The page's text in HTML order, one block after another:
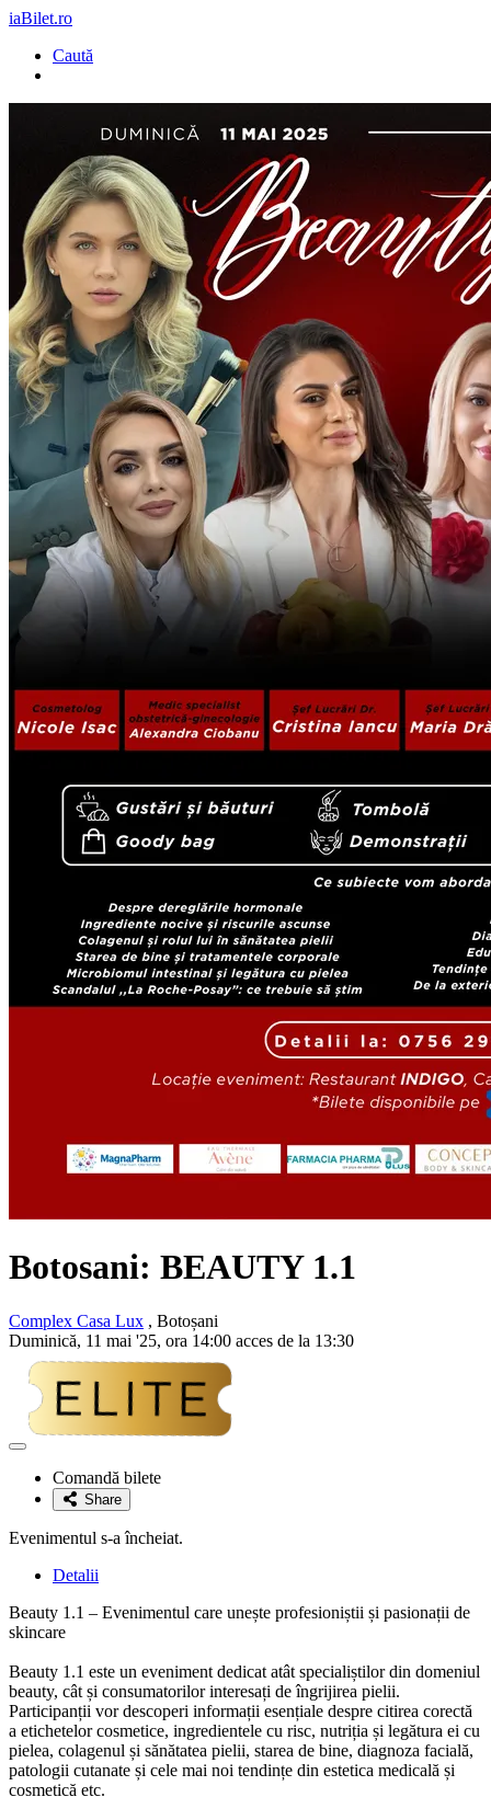
iaBilet.ro
Caută
Botosani: BEAUTY 1.1
Complex Casa Lux , Botoșani
Duminică, 11 mai '25, ora 14:00 acces de la 13:30
Adaugă
favoriteComandă bilete
Share
Evenimentul s-a încheiat.
Detalii
Beauty 1.1 – Evenimentul care unește profesioniștii și pasionații de
skincare
Beauty 1.1 este un eveniment dedicat atât specialiștilor din domeniul
beauty, cât și consumatorilor interesați de îngrijirea pielii.
Participanții vor descoperi informații esențiale despre citirea corectă
a etichetelor cosmetice, ingredientele cu risc, nutriția și legătura ei cu
pielea, colagenul și sănătatea pielii, starea de bine, diagnoza facială,
patologii cutanate și cele mai noi tendințe din estetica medicală și
cosmetică etc.